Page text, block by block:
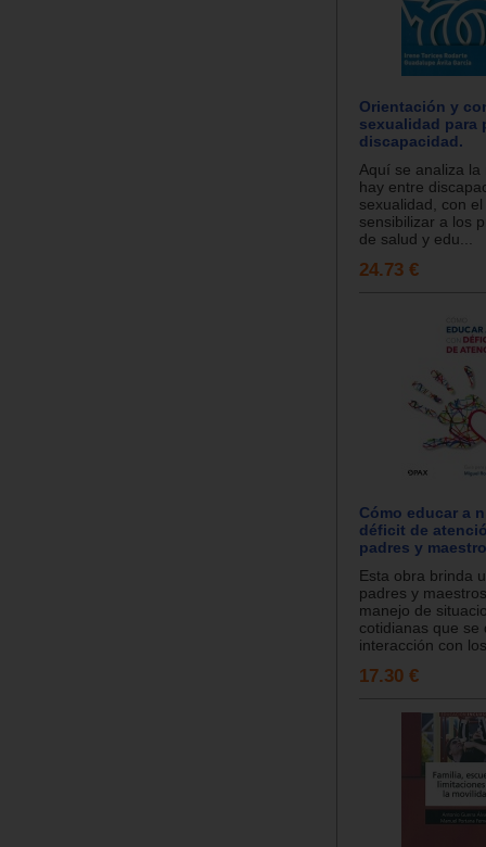
Orientación y
sexualidad para
discapacidad.
Aquí se analiza la
hay entre
sexualidad, con
sensibilizar a los
de salud y edu...
24.73 €
Cómo educar a
déficit de
padres y
Esta obra brinda
padres y
manejo de
cotidianas que se
interacción con
17.30 €